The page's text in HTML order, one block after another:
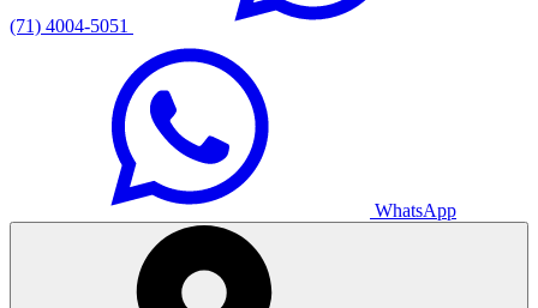
(71) 4004-5051
WhatsApp